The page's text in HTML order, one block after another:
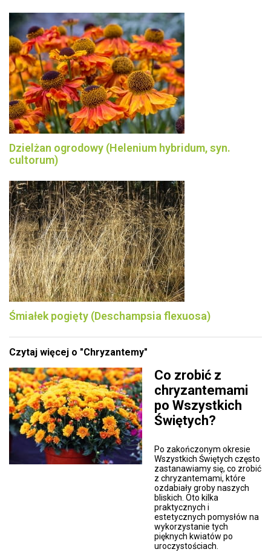
Dzielżan ogrodowy (Helenium hybridum, syn.
cultorum)
Śmiałek pogięty (Deschampsia flexuosa)
Czytaj więcej o "Chryzantemy"
Co zrobić z
chryzantemami
po Wszystkich
Świętych?
Po zakończonym okresie
Wszystkich Świętych często
zastanawiamy się, co zrobić
z chryzantemami, które
ozdabiały groby naszych
bliskich. Oto kilka
praktycznych i
estetycznych pomysłów na
wykorzystanie tych
pięknych kwiatów po
uroczystościach.